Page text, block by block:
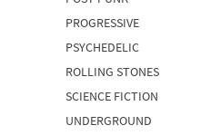
PROGRESSIVE
PSYCHEDELIC
ROLLING STONES
SCIENCE FICTION
UNDERGROUND